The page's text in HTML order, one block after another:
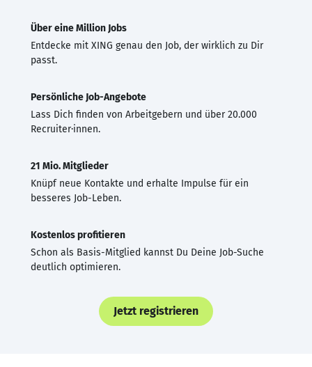
Über eine Million Jobs
Entdecke mit XING genau den Job, der wirklich zu Dir
passt.
Persönliche Job-Angebote
Lass Dich finden von Arbeitgebern und über 20.000
Recruiter·innen.
21 Mio. Mitglieder
Knüpf neue Kontakte und erhalte Impulse für ein
besseres Job-Leben.
Kostenlos profitieren
Schon als Basis-Mitglied kannst Du Deine Job-Suche
deutlich optimieren.
Jetzt registrieren